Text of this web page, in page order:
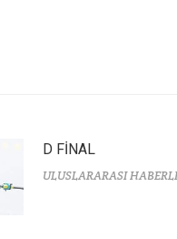
D FİNAL
ULUSLARARASI